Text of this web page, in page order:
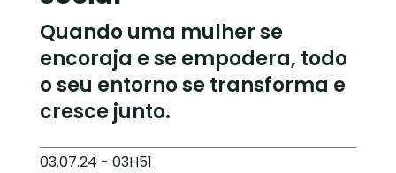
Quando uma mulher se
encoraja e se empodera, todo
o seu entorno se transforma e
cresce junto.
03.07.24 - 03H51